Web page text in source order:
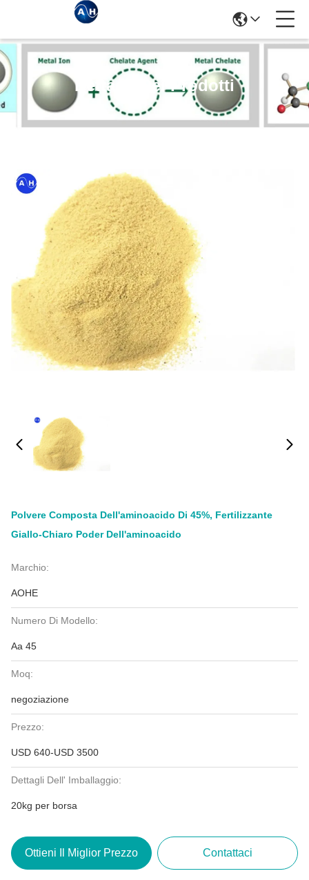
Dettagli Dei Prodotti
Polvere Composta Dell'aminoacido Di 45%, Fertilizzante
Giallo-Chiaro Poder Dell'aminoacido
Marchio:
AOHE
Numero Di Modello:
Aa 45
Moq:
negoziazione
Prezzo:
USD 640-USD 3500
Dettagli Dell' Imballaggio:
20kg per borsa
Ottieni Il Miglior Prezzo Contattaci